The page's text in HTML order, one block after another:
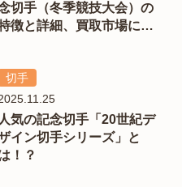
切手（冬季競技大会）の
徴と詳細、買取市場につ
切手
人気の記念切手「20世紀デ
イン切手シリーズ」と
！？